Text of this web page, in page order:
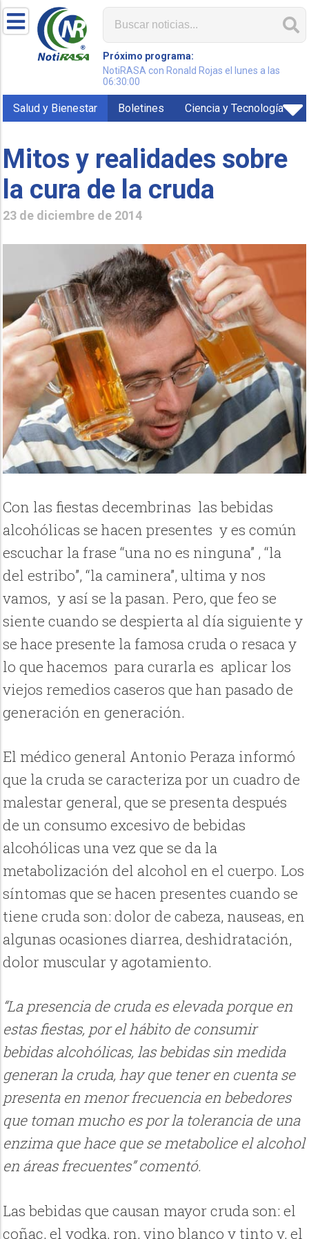
Próximo programa:
NotiRASA con Ronald Rojas el lunes a las
06:30:00
Salud y Bienestar Boletines Ciencia y Tecnología
Mitos y realidades sobre
la cura de la cruda
23 de diciembre de 2014
Con las fiestas decembrinas las bebidas
alcohólicas se hacen presentes y es común
escuchar la frase “una no es ninguna” , “la
del estribo”, “la caminera”, ultima y nos
vamos, y así se la pasan. Pero, que feo se
siente cuando se despierta al día siguiente y
se hace presente la famosa cruda o resaca y
lo que hacemos para curarla es aplicar los
viejos remedios caseros que han pasado de
generación en generación.
El médico general Antonio Peraza informó
que la cruda se caracteriza por un cuadro de
malestar general, que se presenta después
de un consumo excesivo de bebidas
alcohólicas una vez que se da la
metabolización del alcohol en el cuerpo. Los
síntomas que se hacen presentes cuando se
tiene cruda son: dolor de cabeza, nauseas, en
algunas ocasiones diarrea, deshidratación,
dolor muscular y agotamiento.
“La presencia de cruda es elevada porque en
estas fiestas, por el hábito de consumir
bebidas alcohólicas, las bebidas sin medida
generan la cruda, hay que tener en cuenta se
presenta en menor frecuencia en bebedores
que toman mucho es por la tolerancia de una
enzima que hace que se metabolice el alcohol
en áreas frecuentes” comentó.
Las bebidas que causan mayor cruda son: el
coñac, el vodka, ron, vino blanco y tinto y, el